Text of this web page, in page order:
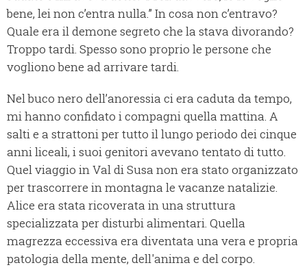
bene, lei non c’entra nulla.” In cosa non c’entravo?
Quale era il demone segreto che la stava divorando?
Troppo tardi. Spesso sono proprio le persone che
vogliono bene ad arrivare tardi.
Nel buco nero dell’anoressia ci era caduta da tempo,
mi hanno confidato i compagni quella mattina. A
salti e a strattoni per tutto il lungo periodo dei cinque
anni liceali, i suoi genitori avevano tentato di tutto.
Quel viaggio in Val di Susa non era stato organizzato
per trascorrere in montagna le vacanze natalizie.
Alice era stata ricoverata in una struttura
specializzata per disturbi alimentari. Quella
magrezza eccessiva era diventata una vera e propria
patologia della mente, dell'anima e del corpo.